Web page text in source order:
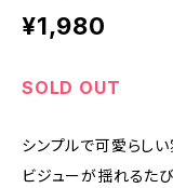
¥1,980
SOLD OUT
シンプルで可愛らし
ビジューが揺れるた